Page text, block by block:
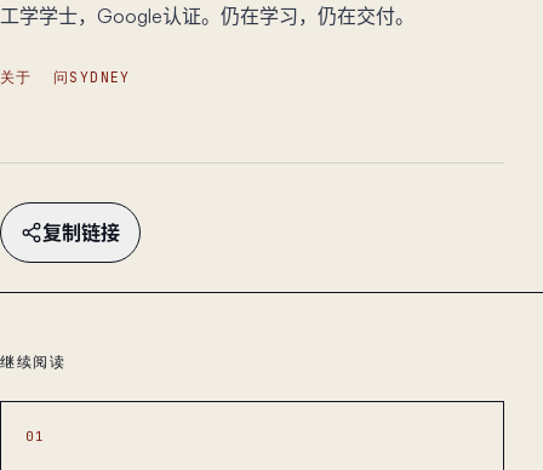
工学学士，Google认证。仍在学习，仍在交付。
关于 问SYDNEY
复制链接
继续阅读
01